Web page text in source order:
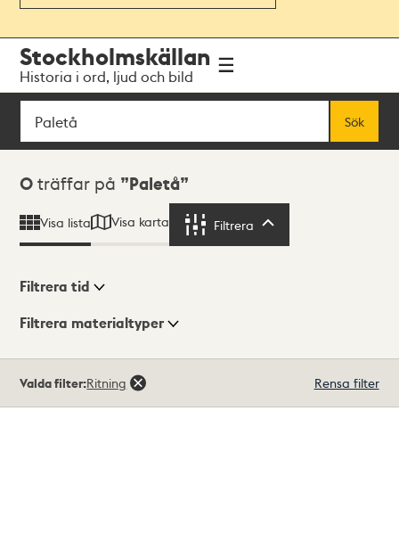
navigationen
huvudinnehållet
Stockholmskällan
Historia i ord, ljud och bild
Sök
Sök
Sökresultat
0 träffar på Paletå
Visa lista Visa karta Filtrera
Visningsläge
Filtrera tid
Filtrera materialtyper
träffar
Valda filter:Ritning Rensa filter